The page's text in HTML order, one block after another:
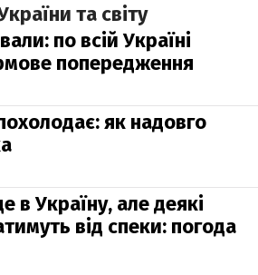
та світу
по всій Україні
попередження
як надовго
в Україну, але деякі
від спеки: погода